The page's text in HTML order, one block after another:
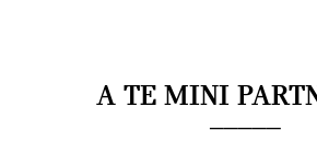
A TE MINI